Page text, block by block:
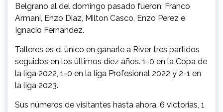
Belgrano al del domingo pasado fueron: Franco
Armani, Enzo Diaz, Milton Casco, Enzo Perez e
Ignacio Fernandez.
Talleres es el único en ganarle a River tres partidos
seguidos en los últimos diez años. 1-0 en la Copa de
la liga 2022, 1-0 en la liga Profesional 2022 y 2-1 en
la liga 2023.
Sus números de visitantes hasta ahora, 6 victorias, 1